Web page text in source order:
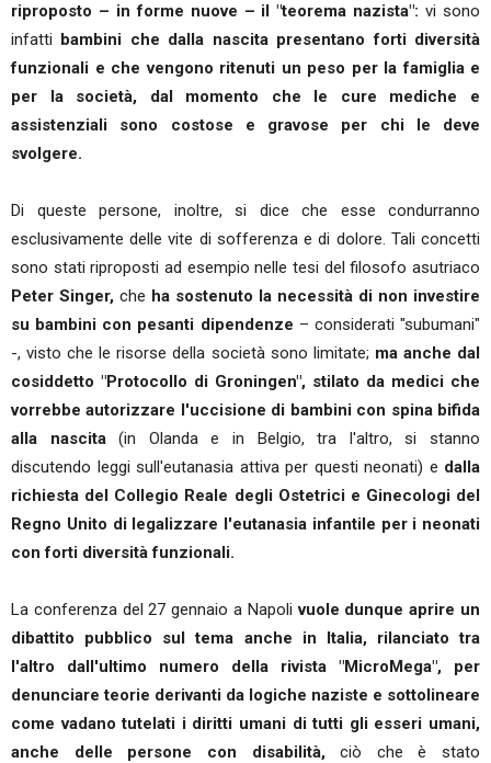
riproposto – in forme nuove – il "teorema nazista": vi sono
infatti bambini che dalla nascita presentano forti diversità
funzionali e che vengono ritenuti un peso per la famiglia e
per la società, dal momento che le cure mediche e
assistenziali sono costose e gravose per chi le deve
svolgere.
Di queste persone, inoltre, si dice che esse condurranno
esclusivamente delle vite di sofferenza e di dolore. Tali concetti
sono stati riproposti ad esempio nelle tesi del filosofo asutriaco
Peter Singer, che ha sostenuto la necessità di non investire
su bambini con pesanti dipendenze – considerati "subumani"
-, visto che le risorse della società sono limitate; ma anche dal
cosiddetto "Protocollo di Groningen", stilato da medici che
vorrebbe autorizzare l'uccisione di bambini con spina bifida
alla nascita(in Olanda e in Belgio, tra l'altro, si stanno
discutendo leggi sull'eutanasia attiva per questi neonati) e dalla
richiesta del Collegio Reale degli Ostetrici e Ginecologi del
Regno Unito di legalizzare l'eutanasia infantile per i neonati
con forti diversità funzionali.
La conferenza del 27 gennaio a Napolivuole dunque aprire un
dibattito pubblico sul tema anche in Italia, rilanciato tra
l'altro dall'ultimo numero della rivista "MicroMega", per
denunciare teorie derivanti da logiche naziste e sottolineare
come vadano tutelati i diritti umani di tutti gli esseri umani,
anche delle persone con disabilità,ciò che è stato